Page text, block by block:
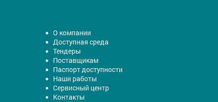
О компании
Доступная среда
Тендеры
Поставщикам
Паспорт доступности
Наши работы
Сервисный центр
Контакты